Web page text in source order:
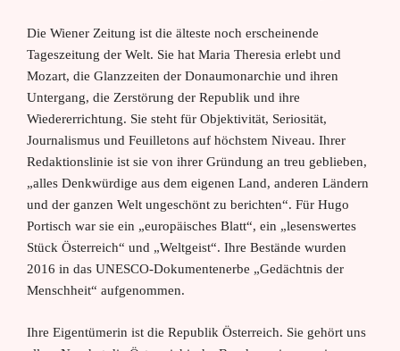
Die Wiener Zeitung ist die älteste noch erscheinende
Tageszeitung der Welt. Sie hat Maria Theresia erlebt und
Mozart, die Glanzzeiten der Donaumonarchie und ihren
Untergang, die Zerstörung der Republik und ihre
Wiedererrichtung. Sie steht für Objektivität, Seriosität,
Journalismus und Feuilletons auf höchstem Niveau. Ihrer
Redaktionslinie ist sie von ihrer Gründung an treu geblieben,
„alles Denkwürdige aus dem eigenen Land, anderen Ländern
und der ganzen Welt ungeschönt zu berichten“. Für Hugo
Portisch war sie ein „europäisches Blatt“, ein „lesenswertes
Stück Österreich“ und „Weltgeist“. Ihre Bestände wurden
2016 in das UNESCO-Dokumentenerbe „Gedächtnis der
Menschheit“ aufgenommen.
Ihre Eigentümerin ist die Republik Österreich. Sie gehört uns